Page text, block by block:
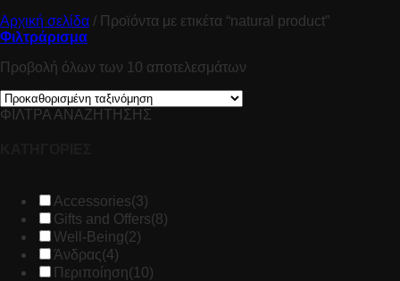
Αρχική σελίδα / Προϊόντα με ετικέτα “natural product”
Φιλτράρισμα
Προβολή όλων των 10 αποτελεσμάτων
ΦΙΛΤΡΑ ΑΝΑΖΗΤΗΣΗΣ
Accessories(3)
Gifts and Offers(8)
Well-Being(2)
Άνδρας(4)
Περιποίηση(10)